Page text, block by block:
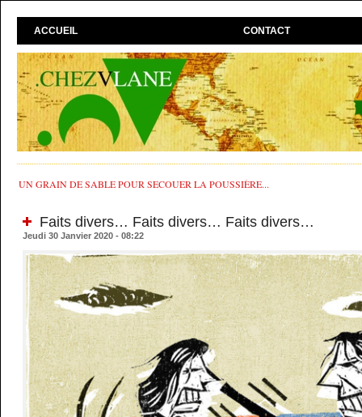
ACCUEIL CONTACT
UN GRAIN DE SABLE POUR SECOUER LA POUSSIÈRE...
Faits divers… Faits divers… Faits divers…
Jeudi 30 Janvier 2020 - 08:22